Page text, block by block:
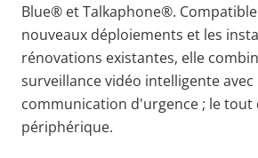
Blue® et Talkaphone®.
nouveaux déploiements et les
rénovations existantes, elle
surveillance vidéo intelligente avec
communication d'urgence ; le tout
périphérique.